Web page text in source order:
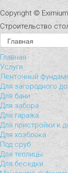
Copyright © Eximium
Строительство
Главная
Услуги
Ленточный
Для загородного
Для бани
Для забора
Для гаража
Для пристройки к
Для хозблока
Под сруб
Для теплицы
Для беседки